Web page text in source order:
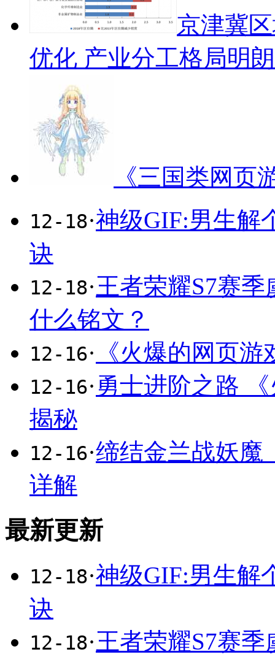
京津冀
优化 产业分工格局明朗
《三国类网页
12-18·神级GIF:男生解
诀
12-18·王者荣耀S7赛
什么铭文？
12-16· 《火爆的网页
12-16· 勇士进阶之路
揭秘
12-16·缔结金兰战妖魔
详解
最新更新
12-18·神级GIF:男生解
诀
12-18·王者荣耀S7赛